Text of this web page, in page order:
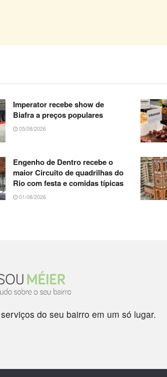
Imperator recebe show de
Biafra a preços populares
05/08/2026
Engenho de Dentro recebe o
maior Circuito de quadrilhas do
Rio com festa e comidas típicas
01/08/2026
do seu bairro em um só lugar.